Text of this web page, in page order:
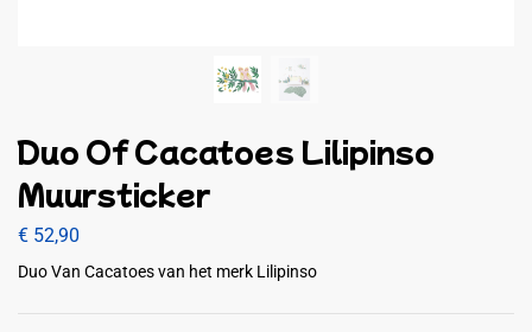
Duo Of Cacatoes Lilipinso
Muursticker
€ 52,90
Duo Van Cacatoes van het merk Lilipinso